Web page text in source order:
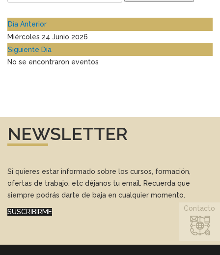
Día Anterior
Miércoles 24 Junio 2026
Siguiente Día
No se encontraron eventos
NEWSLETTER
Si quieres estar informado sobre los cursos, formación,
ofertas de trabajo, etc déjanos tu email. Recuerda que
siempre podrás darte de baja en cualquier momento.
SUSCRIBIRME Contacto